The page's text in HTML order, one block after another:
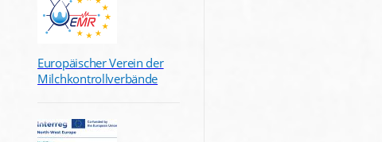
Europäischer Verein der
Milchkontrollverbände